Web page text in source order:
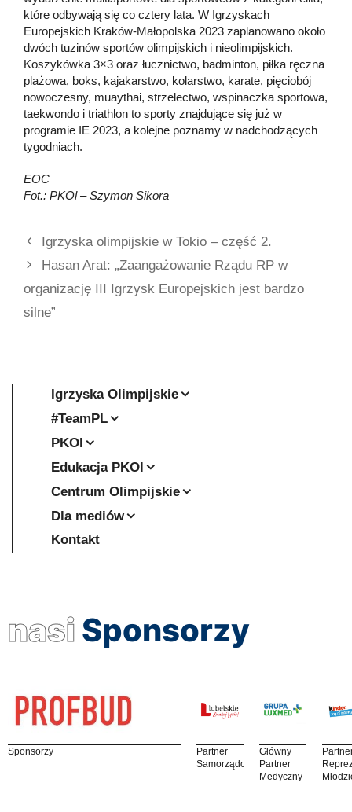
które odbywają się co cztery lata. W Igrzyskach
Europejskich Kraków-Małopolska 2023 zaplanowano około
dwóch tuzinów sportów olimpijskich i nieolimpijskich.
Koszykówka 3×3 oraz łucznictwo, badminton, piłka ręczna
plażowa, boks, kajakarstwo, kolarstwo, karate, pięciobój
nowoczesny, muaythai, strzelectwo, wspinaczka sportowa,
taekwondo i triathlon to sporty znajdujące się już w
programie IE 2023, a kolejne poznamy w nadchodzących
tygodniach.
EOC
Fot.: PKOl – Szymon Sikora
Igrzyska olimpijskie w Tokio – część 2.
Hasan Arat: „Zaangażowanie Rządu RP w
organizację III Igrzysk Europejskich jest bardzo
silne”
Igrzyska Olimpijskie
#TeamPL
PKOl
Edukacja PKOl
Centrum Olimpijskie
Dla mediów
Kontakt
nasi Sponsorzy
Sponsorzy
Partner
Samorządowy
Główny
Partner
Medyczny